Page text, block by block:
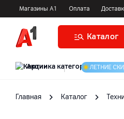
Магазины А1 Оплата
Каталог
Акции | ЛЕТНИЕ
Главная Каталог